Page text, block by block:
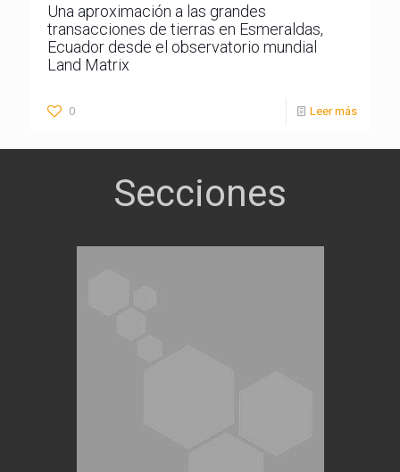
Una aproximación a las grandes
transacciones de tierras en Esmeraldas,
Ecuador desde el observatorio mundial
Land Matrix
0 Leer más